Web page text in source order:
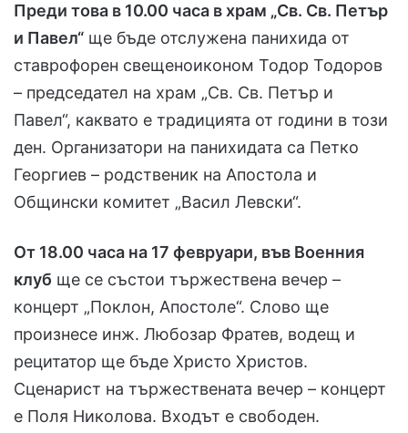
Преди това в 10.00 часа в храм „Св. Св. Петър
и Павел“ ще бъде отслужена панихида от
ставрофорен свещеноиконом Тодор Тодоров
– председател на храм „Св. Св. Петър и
Павел“, каквато е традицията от години в този
ден. Организатори на панихидата са Петко
Георгиев – родственик на Апостола и
Общински комитет „Васил Левски“.
От 18.00 часа на 17 февруари, във Военния
клуб ще се състои тържествена вечер –
концерт „Поклон, Апостоле“. Слово ще
произнесе инж. Любозар Фратев, водещ и
рецитатор ще бъде Христо Христов.
Сценарист на тържествената вечер – концерт
е Поля Николова. Входът е свободен.